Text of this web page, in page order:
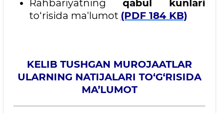
Rahbariyatning qabul kunlari
to‘risida ma'lumot (PDF 184 KB)
KELIB TUSHGAN MUROJAATLAR
ULARNING NATIJALARI TO‘G‘RISIDA
MA’LUMOT